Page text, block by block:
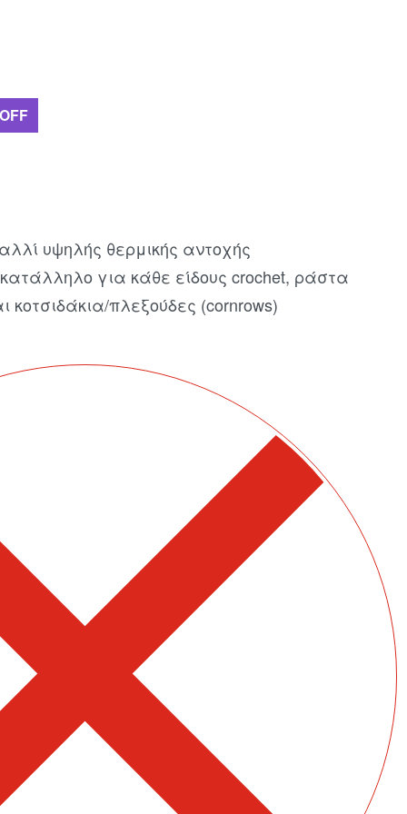
υψηλής θερμικής αντοχής
για κάθε είδους crochet, ράστα
κοτσιδάκια/πλεξούδες (cornrows)